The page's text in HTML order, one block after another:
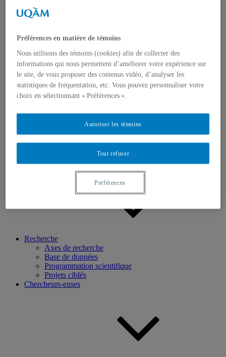
Bourses et prix
Communiqués
Distinctions
Activités
Événements à venir
Archives et bilans
Colloque international CRISES
Perspectives et dialogue
Recherche
Axes de recherche
Base de données
Programmation scientifique
Projets ciblés
Chercheurs-euses
Préférences en matière de témoins
Nous utilisons des témoins (cookies) afin de collecter des
informations qui nous permettent d’améliorer votre expérience sur
le site, de vous proposer des contenus vidéo, d’analyser les
statistiques de fréquentation, etc. Vous pouvez personnaliser votre
choix en sélectionnant « Préférences ».
Tout refuser
Autoriser les témoins
Préférences